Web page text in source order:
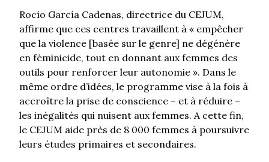
Rocío García Cadenas, directrice du CEJUM,
affirme que ces centres travaillent à « empêcher
que la violence [basée sur le genre] ne dégénère
en féminicide, tout en donnant aux femmes des
outils pour renforcer leur autonomie ». Dans le
même ordre d’idées, le programme vise à la fois à
accroître la prise de conscience – et à réduire –
les inégalités qui nuisent aux femmes. A cette fin,
le CEJUM aide près de 8 000 femmes à poursuivre
leurs études primaires et secondaires.